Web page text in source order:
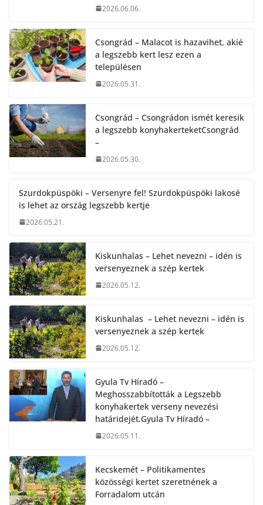
2026.06.06.
Csongrád – Malacot is hazavihet, akié
a legszebb kert lesz ezen a
településen
2026.05.31.
Csongrád – Csongrádon ismét keresik
a legszebb konyhakerteketCsongrád
–
2026.05.30.
Szurdokpüspöki – Versenyre fel! Szurdokpüspöki lakosé
is lehet az ország legszebb kertje
2026.05.21.
Kiskunhalas – Lehet nevezni – idén is
versenyeznek a szép kertek
2026.05.12.
Kiskunhalas – Lehet nevezni – idén is
versenyeznek a szép kertek
2026.05.12.
Gyula Tv Híradó –
Meghosszabbították a Legszebb
konyhakertek verseny nevezési
határidejét.Gyula Tv Híradó –
2026.05.11.
Kecskemét – Politikamentes
közösségi kertet szeretnének a
Forradalom utcán